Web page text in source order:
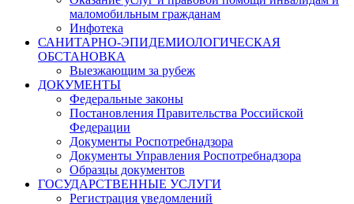
маломобильным гражданам
Инфотека
САНИТАРНО-ЭПИДЕМИОЛОГИЧЕСКАЯ
ОБСТАНОВКА
Выезжающим за рубеж
ДОКУМЕНТЫ
Федеральные законы
Постановления Правительства Российской
Федерации
Документы Роспотребнадзора
Документы Управления Роспотребнадзора
Образцы документов
ГОСУДАРСТВЕННЫЕ УСЛУГИ
Регистрация уведомлений